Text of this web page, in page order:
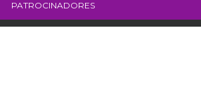
PATROCINADORES